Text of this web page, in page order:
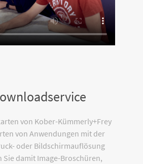
von Kober-Kümmerly+Frey
von Anwendungen mit der
oder Bildschirmauflösung
Sie damit Image-Broschüren,